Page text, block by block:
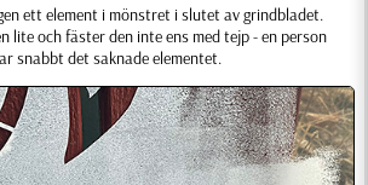
ett element i mönstret i slutet av grindbladet.
lite och fäster den inte ens med tejp - en person
snabbt det saknade elementet.